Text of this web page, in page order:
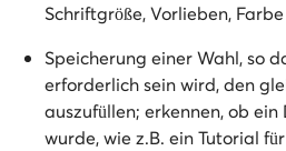
Schriftgröße, Vorlieben, Farbe
Speicherung einer Wahl, so
erforderlich sein wird, den
auszufüllen; erkennen, ob
wurde, wie z.B. ein Tutorial